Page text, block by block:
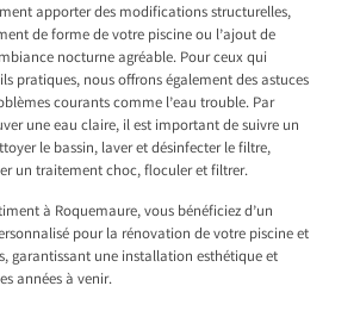
apporter des modifications structurelles,
de forme de votre piscine ou l’ajout de
nocturne agréable. Pour ceux qui
pratiques, nous offrons également des astuces
courants comme l’eau trouble. Par
une eau claire, il est important de suivre un
le bassin, laver et désinfecter le filtre,
un traitement choc, floculer et filtrer.
à Roquemaure, vous bénéficiez d’un
pour la rénovation de votre piscine et
garantissant une installation esthétique et
années à venir.